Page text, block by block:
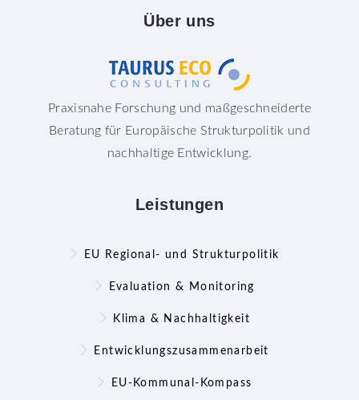
Über uns
Praxisnahe Forschung und maßgeschneiderte
Beratung für Europäische Strukturpolitik und
nachhaltige Entwicklung.
Leistungen
EU Regional- und Strukturpolitik
Evaluation & Monitoring
Klima & Nachhaltigkeit
Entwicklungszusammenarbeit
EU-Kommunal-Kompass